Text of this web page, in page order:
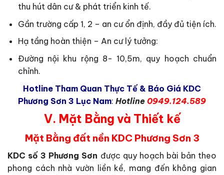
thu hút dân cư & phát triển kinh tế.
Gần trường cấp 1, 2 – an cư ổn định, đầy đủ tiện ích.
Hạ tầng hoàn thiện – An cư lý tưởng:
Đường nội khu rộng 8- 10,5m, quy hoạch chuẩn
chỉnh.
Hotline Tham Quan Thực Tế & Báo Giá KDC
Phương Sơn 3 Lục Nam: Hotline 0949.124.589
V. Mặt Bằng và Thiết kế
Mặt Bằng đất nền KDC Phương Sơn 3
KDC số 3 Phương Sơn được quy hoạch bài bản theo
phong cách nhà vườn liền kề, mang đến không gian